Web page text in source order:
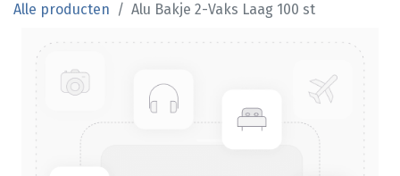
Alle producten Alu Bakje 2-Vaks Laag 100 st